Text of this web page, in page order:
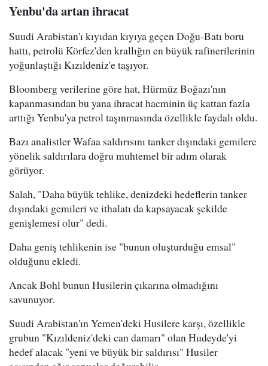
Yenbu'da artan ihracat
Suudi Arabistan'ı kıyıdan kıyıya geçen Doğu-Batı boru
hattı, petrolü Körfez'den krallığın en büyük rafinerilerinin
yoğunlaştığı Kızıldeniz'e taşıyor.
Bloomberg verilerine göre hat, Hürmüz Boğazı'nın
kapanmasından bu yana ihracat hacminin üç kattan fazla
arttığı Yenbu'ya petrol taşınmasında özellikle faydalı oldu.
Bazı analistler Wafaa saldırısını tanker dışındaki gemilere
yönelik saldırılara doğru muhtemel bir adım olarak
görüyor.
Salah, "Daha büyük tehlike, denizdeki hedeflerin tanker
dışındaki gemileri ve ithalatı da kapsayacak şekilde
genişlemesi olur" dedi.
Daha geniş tehlikenin ise "bunun oluşturduğu emsal"
olduğunu ekledi.
Ancak Bohl bunun Husilerin çıkarına olmadığını
savunuyor.
Suudi Arabistan'ın Yemen'deki Husilere karşı, özellikle
grubun "Kızıldeniz'deki can damarı" olan Hudeyde'yi
hedef alacak "yeni ve büyük bir saldırısı" Husiler